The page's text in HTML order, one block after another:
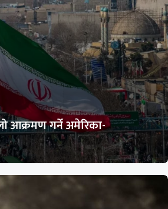
आक्रमण गर्ने अमेरिका-